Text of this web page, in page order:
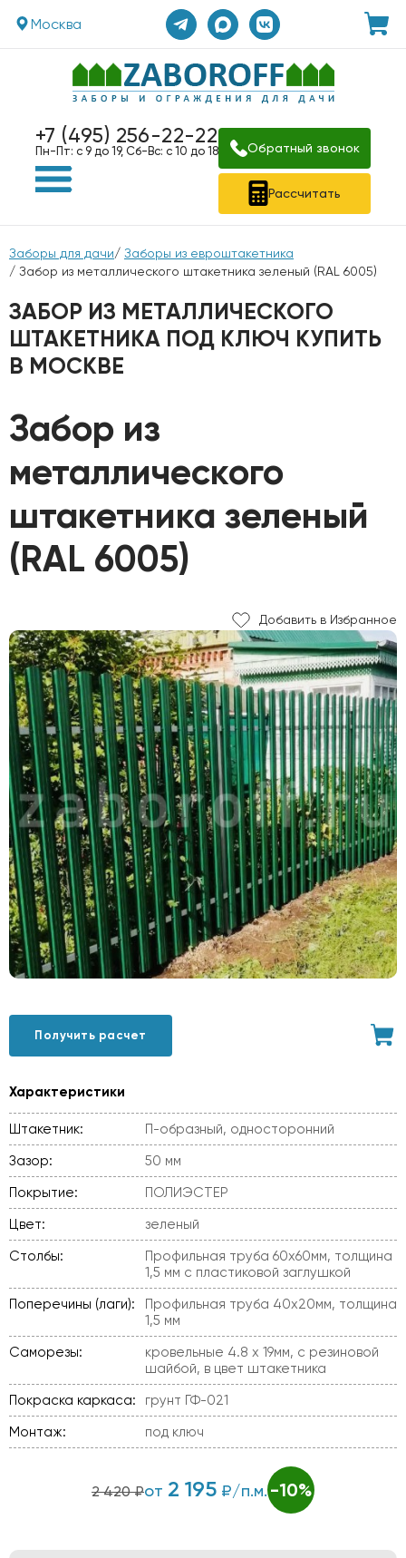
Москва
+7 (495) 256-22-22
Пн-Пт: с 9 до 19, Сб-Вс: с 10 до 18 Обратный звонок
Рассчитать
Заборы для дачи/ Заборы из евроштакетника
/ Забор из металлического штакетника зеленый (RAL 6005)
ЗАБОР ИЗ МЕТАЛЛИЧЕСКОГО
ШТАКЕТНИКА ПОД КЛЮЧ КУПИТЬ
В МОСКВЕ
Забор из
металлического
штакетника зеленый
(RAL 6005)
Добавить в Избранное
Получить расчет
Характеристики
Штакетник:
П-образный, односторонний
Зазор:
50 мм
Покрытие:
ПОЛИЭСТЕР
Цвет:
зеленый
Столбы:
Профильная труба 60х60мм, толщина
1,5 мм с пластиковой заглушкой
Поперечины (лаги):
Профильная труба 40х20мм, толщина
1,5 мм
Саморезы:
кровельные 4.8 х 19мм, с резиновой
шайбой, в цвет штакетника
Покраска каркаса:
грунт ГФ-021
Монтаж:
под ключ
2 420 ₽от 2 195 ₽/п.м. -10%